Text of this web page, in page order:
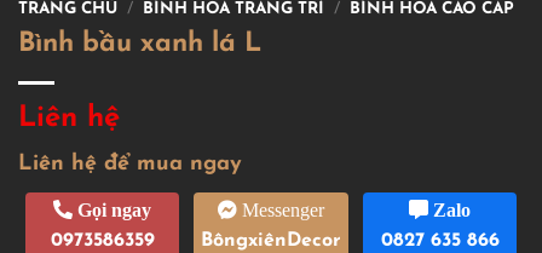
TRANG CHỦ / BÌNH HOA TRANG TRÍ / BÌNH HOA CAO CẤP
Bình bầu xanh lá L
Liên hệ
Liên hệ để mua ngay
Gọi ngay
0973586359
Messenger
BôngxiênDecor
Zalo
0827 635 866